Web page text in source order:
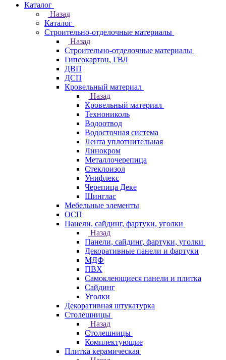
Каталог
Назад
Каталог
Строительно-отделочные материалы
Назад
Строительно-отделочные материалы
Гипсокартон, ГВЛ
ДВП
ДСП
Кровельный материал
Назад
Кровельный материал
Технониколь
Водоотвод
Водосточная система
Лента уплотнительная
Линокром
Металлочерепица
Стеклоизол
Унифлекс
Черепица Деке
Шинглас
Мебельные элементы
ОСП
Панели, сайдинг, фартуки, уголки
Назад
Панели, сайдинг, фартуки, уголки
Декоративные панели и фартуки
МДФ
ПВХ
Самоклеющиеся панели и плитка
Сайдинг
Уголки
Декоративная штукатурка
Столешницы
Назад
Столешницы
Комплектующие
Плитка керамическая